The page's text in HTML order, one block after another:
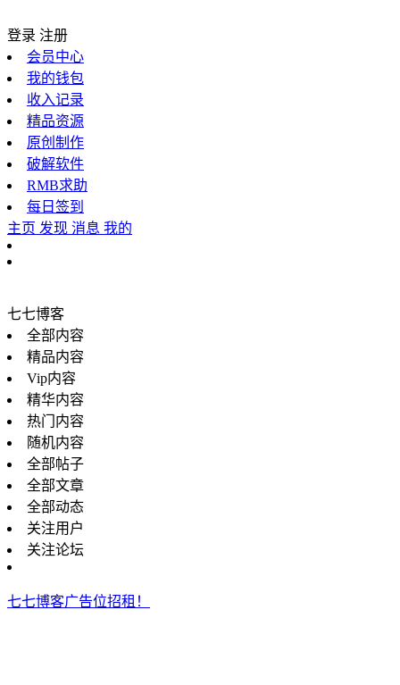
登录 注册
会员中心
我的钱包
收入记录
精品资源
原创制作
破解软件
RMB求助
每日签到
主页 发现 消息 我的
七七博客
全部内容
精品内容
Vip内容
精华内容
热门内容
随机内容
全部帖子
全部文章
全部动态
关注用户
关注论坛
七七博客广告位招租！